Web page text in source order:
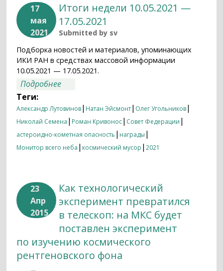
17
мая
2021
Итоги недели 10.05.2021 —
17.05.2021
Submitted by sv
Подборка новостей и материалов, упоминающих
ИКИ РАН в средствах массовой информации
10.05.2021 — 17.05.2021.
Подробнее
Теги:
Александр Лутовинов| Натан Эйсмонт| Олег Угольников|
Николай Семена | Роман Кривонос| Совет Федерации |
астероидно-кометная опасность | награды |
Монитор всего неба | космический мусор |2021
23
Апр
2015
Как технологический
эксперимент превратился
в телескоп: на МКС будет
поставлен эксперимент
по изучению космического
рентгеновского фона